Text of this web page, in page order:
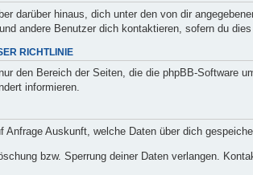
darüber hinaus, dich unter den von dir
andere Benutzer dich kontaktieren, sofern du
RICHTLINIE
den Bereich der Seiten, die die phpBB-Software
informieren.
Anfrage Auskunft, welche Daten über dich
bzw. Sperrung deiner Daten verlangen.